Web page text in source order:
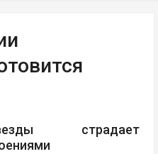
страдает